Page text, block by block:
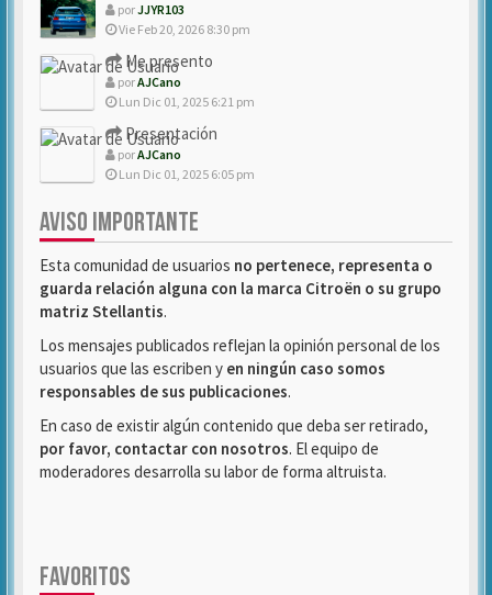
porJJYR103
Vie Feb 20, 2026 8:30 pm
Me presento
porAJCano
Lun Dic 01, 2025 6:21 pm
Presentación
porAJCano
Lun Dic 01, 2025 6:05 pm
AVISO IMPORTANTE
Esta comunidad de usuarios no pertenece, representa o
guarda relación alguna con la marca Citroën o su grupo
matriz Stellantis.
Los mensajes publicados reflejan la opinión personal de los
usuarios que las escriben y en ningún caso somos
responsables de sus publicaciones.
En caso de existir algún contenido que deba ser retirado,
por favor, contactar con nosotros. El equipo de
moderadores desarrolla su labor de forma altruista.
FAVORITOS